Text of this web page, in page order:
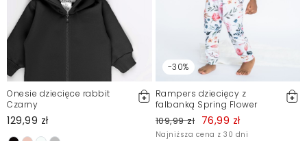
Onesie dziecięce rabbit
Czarny
129,99 zł
-30%
Rampers dziecięcy z
falbanką Spring Flower
109,99 zł 76,99 zł
Najniższa cena z 30 dni